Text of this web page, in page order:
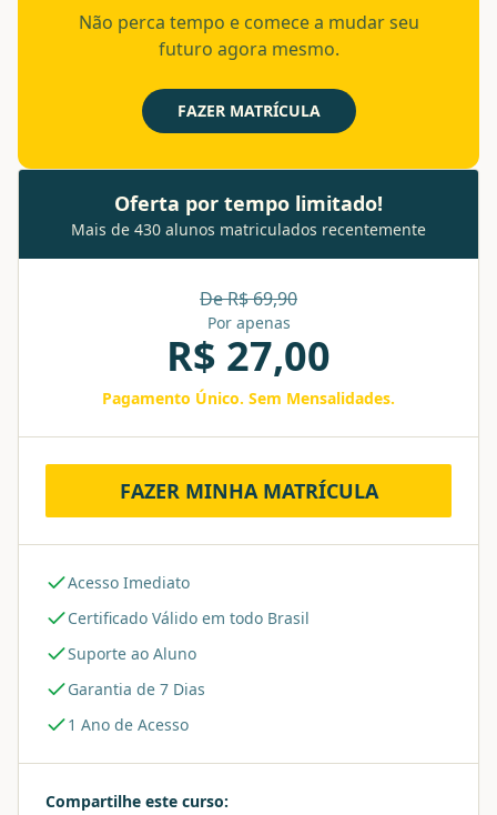
Não perca tempo e comece a mudar seu
futuro agora mesmo.
FAZER MATRÍCULA
Oferta por tempo limitado!
Mais de 430 alunos matriculados recentemente
De R$69,90
Por apenas
R$ 27,00
Pagamento Único. Sem Mensalidades.
FAZER MINHA MATRÍCULA
Acesso Imediato
Certificado Válido em todo Brasil
Suporte ao Aluno
Garantia de 7 Dias
1 Ano de Acesso
Compartilhe este curso: